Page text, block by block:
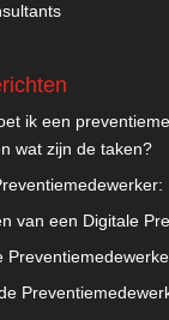
ik een
wat zijn de taken?
van een Digitale